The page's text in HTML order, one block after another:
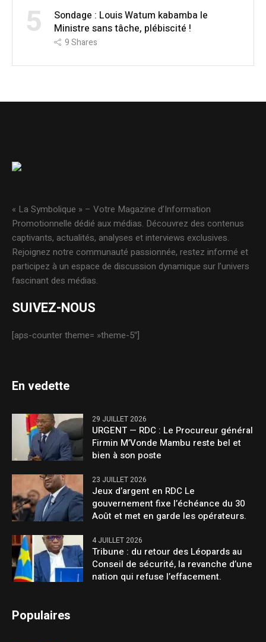
5
Sondage : Louis Watum kabamba le
Ministre sans tâche, plébiscité !
9Shares
« La Symbolique » – Votre Magazine d’Information
Promotionnelle dédié aux médias. Découvrez des contenus
captivants, actualités, analyses et interviews exclusives.
Rejoignez notre communauté passionnée, restez informé et
participez à un espace de discussion dynamique sur l’univers
fascinant des médias.
SUIVEZ-NOUS
[aps-counter theme= »theme-5″]
En vedette
29 JUILLET 2026
URGENT — RDC : Le Procureur général
Firmin M’Vonde Mambu reste bel et
bien à son poste
23 JUILLET 2026
Jeux d’argent en RDC Le
gouvernement fixe l’échéance du 30
Août et met en garde les opérateurs.
4 JUILLET 2026
Tribune : du retour des Léopards au
Conseil de sécurité, la revanche d’une
nation qui refuse l’effacement.
Populaires